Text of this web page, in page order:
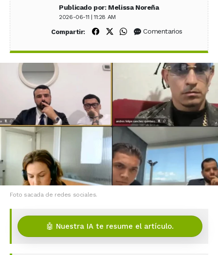
Publicado por: Melissa Noreña
2026-06-11 | 11:28 AM
Compartir: Compartir en Facebook
Compartir en X (Twitter)
Compartir en WhatsApp
Comentarios
Foto sacada de redes sociales.
🤖 Nuestra IA te resume el artículo.